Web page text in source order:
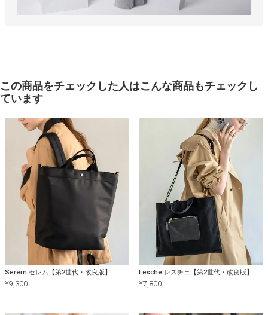
この商品をチェックした人はこんな商品もチェックし
ています
Serem セレム【第2世代・改良版】
¥9,300
Lesche レスチェ【第2世代・改良版】
¥7,800